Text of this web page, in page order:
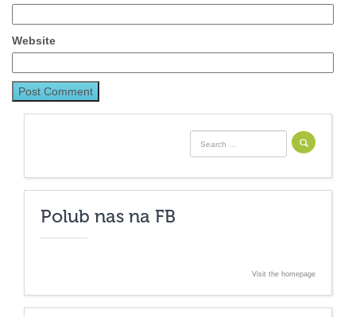
Website
Search for:
Polub nas na FB
Visit the homepage